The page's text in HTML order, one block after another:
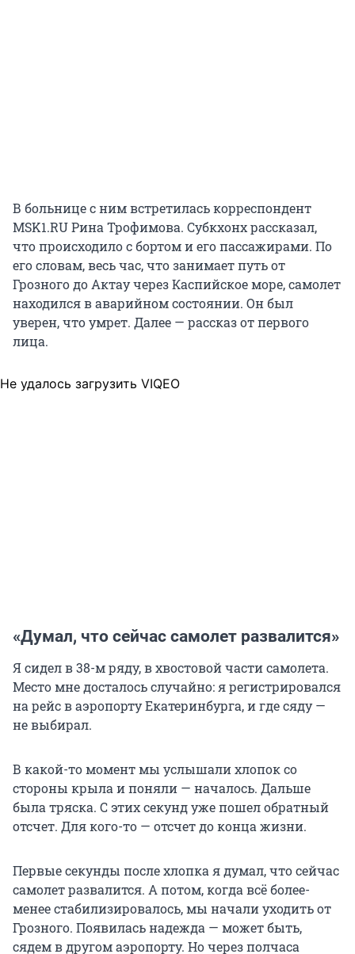
В больнице с ним встретилась корреспондент
MSK1.RU Рина Трофимова. Субкхонх рассказал,
что происходило с бортом и его пассажирами. По
его словам, весь час, что занимает путь от
Грозного до Актау через Каспийское море, самолет
находился в аварийном состоянии. Он был
уверен, что умрет. Далее — рассказ от первого
лица.
Не удалось загрузить VIQEO
«Думал, что сейчас самолет развалится»
Я сидел в 38-м ряду, в хвостовой части самолета.
Место мне досталось случайно: я регистрировался
на рейс в аэропорту Екатеринбурга, и где сяду —
не выбирал.
В какой-то момент мы услышали хлопок со
стороны крыла и поняли — началось. Дальше
была тряска. С этих секунд уже пошел обратный
отсчет. Для кого-то — отсчет до конца жизни.
Первые секунды после хлопка я думал, что сейчас
самолет развалится. А потом, когда всё более-
менее стабилизировалось, мы начали уходить от
Грозного. Появилась надежда — может быть,
сядем в другом аэропорту. Но через полчаса